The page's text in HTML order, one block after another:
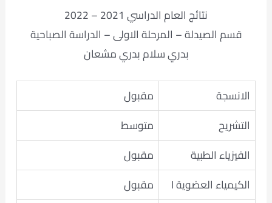
نتائج العام الدراسي 2021 – 2022
قسم الصيدلة – المرحلة الاولى – الدراسة الصباحية
بدري سلام بدري مشعان
الانسجة
مقبول
التشريح
متوسط
الفيزياء الطبية
مقبول
الكيمياء العضوية I
مقبول